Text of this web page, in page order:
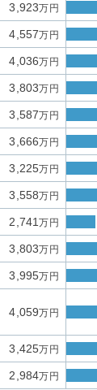
3,923万円
4,557万円
4,036万円
3,803万円
3,587万円
3,666万円
3,225万円
3,558万円
2,741万円
3,803万円
3,995万円
4,059万円
3,425万円
2,984万円